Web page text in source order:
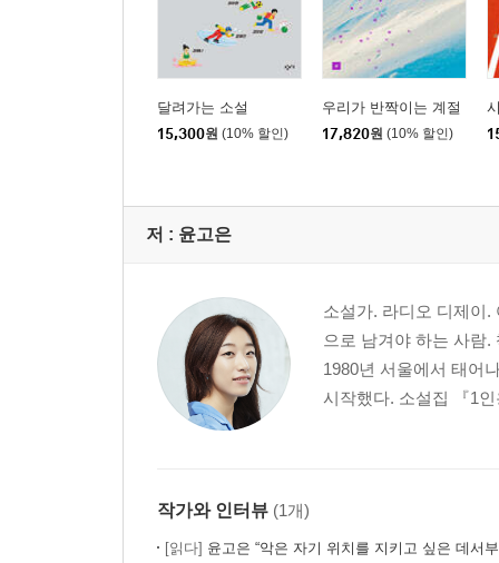
달려가는 소설
15,300원 (10% 할인)
우리가 반짝이는 계절
17,820원 (10% 할인)
저 : 윤고은
소설가. 라디오 디제이.
으로 남겨야 하는 사람
1980년 서울에서 태어
시작했다. 소설집 『1
작가와 인터뷰 (1개)
[읽다] 윤고은 “악은 자기 위치를 지키고 싶은 데서